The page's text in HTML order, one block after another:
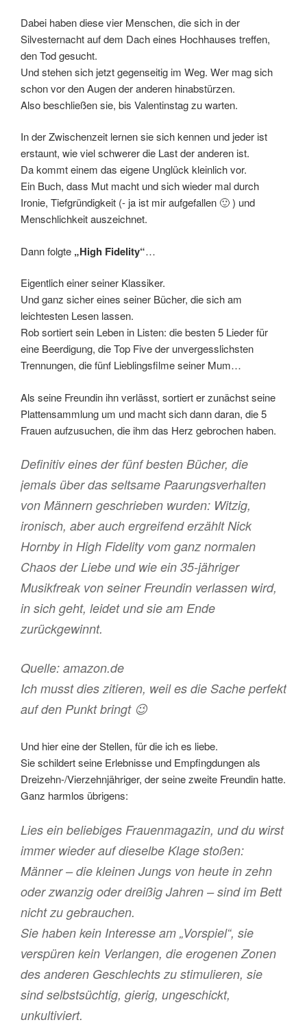
Dabei haben diese vier Menschen, die sich in der
Silvesternacht auf dem Dach eines Hochhauses treffen,
den Tod gesucht.
Und stehen sich jetzt gegenseitig im Weg. Wer mag sich
schon vor den Augen der anderen hinabstürzen.
Also beschließen sie, bis Valentinstag zu warten.
In der Zwischenzeit lernen sie sich kennen und jeder ist
erstaunt, wie viel schwerer die Last der anderen ist.
Da kommt einem das eigene Unglück kleinlich vor.
Ein Buch, dass Mut macht und sich wieder mal durch
Ironie, Tiefgründigkeit (- ja ist mir aufgefallen 🙂 ) und
Menschlichkeit auszeichnet.
Dann folgte „High Fidelity“…
Eigentlich einer seiner Klassiker.
Und ganz sicher eines seiner Bücher, die sich am
leichtesten Lesen lassen.
Rob sortiert sein Leben in Listen: die besten 5 Lieder für
eine Beerdigung, die Top Five der unvergesslichsten
Trennungen, die fünf Lieblingsfilme seiner Mum…
Als seine Freundin ihn verlässt, sortiert er zunächst seine
Plattensammlung um und macht sich dann daran, die 5
Frauen aufzusuchen, die ihm das Herz gebrochen haben.
Definitiv eines der fünf besten Bücher, die
jemals über das seltsame Paarungsverhalten
von Männern geschrieben wurden: Witzig,
ironisch, aber auch ergreifend erzählt Nick
Hornby in High Fidelity vom ganz normalen
Chaos der Liebe und wie ein 35-jähriger
Musikfreak von seiner Freundin verlassen wird,
in sich geht, leidet und sie am Ende
zurückgewinnt.
Quelle: amazon.de
Ich musst dies zitieren, weil es die Sache perfekt
auf den Punkt bringt 😉
Und hier eine der Stellen, für die ich es liebe.
Sie schildert seine Erlebnisse und Empfingdungen als
Dreizehn-/Vierzehnjähriger, der seine zweite Freundin hatte.
Ganz harmlos übrigens:
Lies ein beliebiges Frauenmagazin, und du wirst
immer wieder auf dieselbe Klage stoßen:
Männer – die kleinen Jungs von heute in zehn
oder zwanzig oder dreißig Jahren – sind im Bett
nicht zu gebrauchen.
Sie haben kein Interesse am „Vorspiel“, sie
verspüren kein Verlangen, die erogenen Zonen
des anderen Geschlechts zu stimulieren, sie
sind selbstsüchtig, gierig, ungeschickt,
unkultiviert.